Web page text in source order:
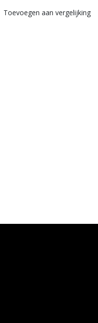
Toevoegen aan vergelijking